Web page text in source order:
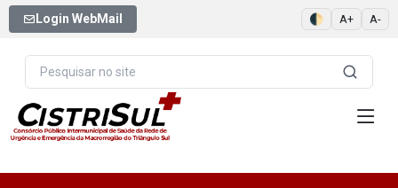
Login WebMail 🌓 A+ A-